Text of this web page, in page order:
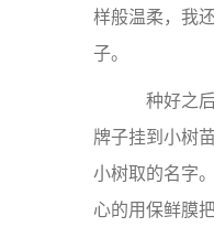
样般温柔，我
子。
种好之
牌子挂到小树
小树取的名字
心的用保鲜膜